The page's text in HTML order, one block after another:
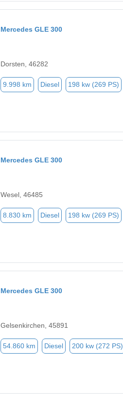
Mercedes GLE 300
Dorsten, 46282
9.998 km Diesel 198 kw (269 PS)
Mercedes GLE 300
Wesel, 46485
8.830 km Diesel 198 kw (269 PS)
Mercedes GLE 300
Gelsenkirchen, 45891
54.860 km Diesel 200 kw (272 PS)